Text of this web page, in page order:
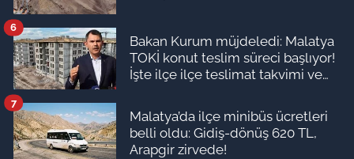
Bakan Kurum müjdeledi: Malatya
TOKİ konut teslim süreci başlıyor!
İşte ilçe ilçe teslimat takvimi ve
6
Malatya’da ilçe minibüs ücretleri
belli oldu: Gidiş-dönüş 620 TL,
Arapgir zirvede!
7